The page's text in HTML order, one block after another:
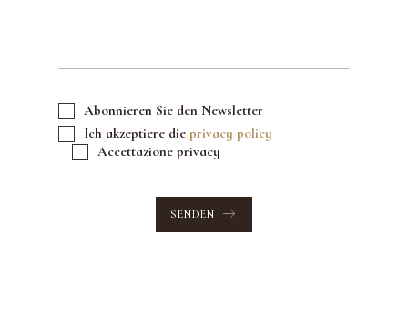
Abonnieren Sie den Newsletter
Ich akzeptiere die privacy policy
Accettazione privacy
SENDEN